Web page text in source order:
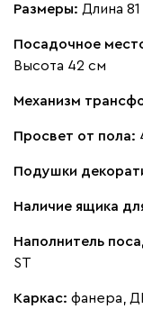
Размеры: Длина
Посадочное
Высота 42 см
Механизм
Просвет от пола:
Подушки
Наличие ящика
Наполнитель
ST
Каркас: фанера,